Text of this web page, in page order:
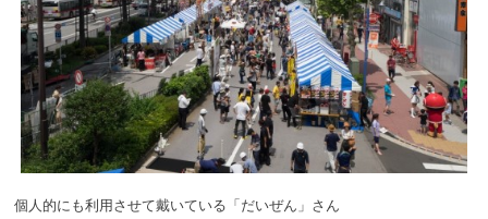
個人的にも利用させて戴いている「だいぜん」さん